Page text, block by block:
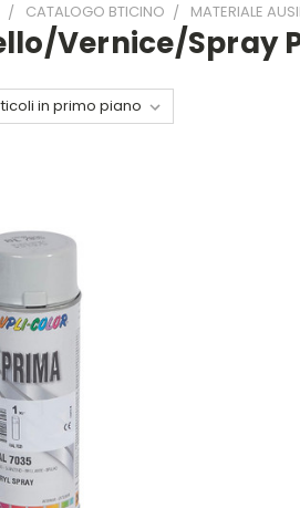
CATALOGO BTICINO MATERIALE
Vernice/Spray